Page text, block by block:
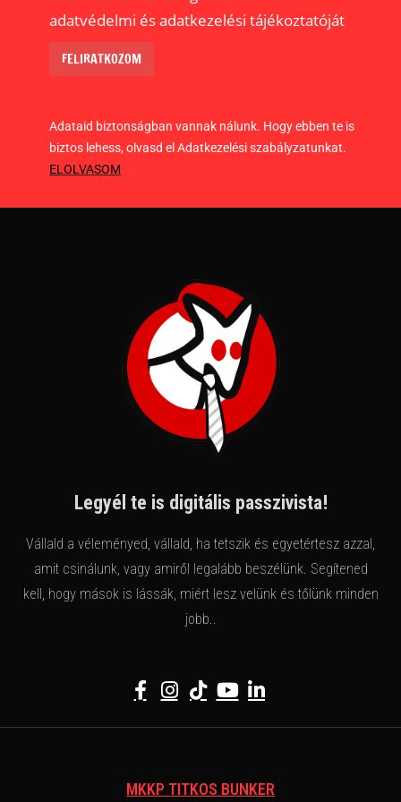
adatvédelmi és adatkezelési tájékoztatóját
Adataid biztonságban vannak nálunk. Hogy ebben te is
biztos lehess, olvasd el Adatkezelési szabályzatunkat.
ELOLVASOM
Legyél te is digitális passzivista!
Vállald a véleményed, vállald, ha tetszik és egyetértesz azzal,
amit csinálunk, vagy amiről legalább beszélünk. Segítened
kell, hogy mások is lássák, miért lesz velünk és tőlünk minden
jobb..
MKKP TITKOS BUNKER